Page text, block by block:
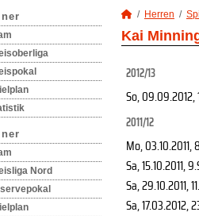
Nord
Herren
Kai
2012/13
So, 09.09.2012,
2011/12
Mo, 03.10.2011,
Sa, 15.10.2011,
Sa, 29.10.2011,
Sa, 17.03.2012,